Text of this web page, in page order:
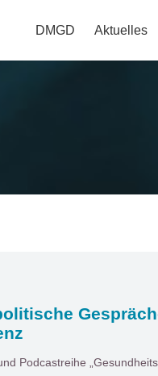
DMGD Aktuelles
Podcastreihe